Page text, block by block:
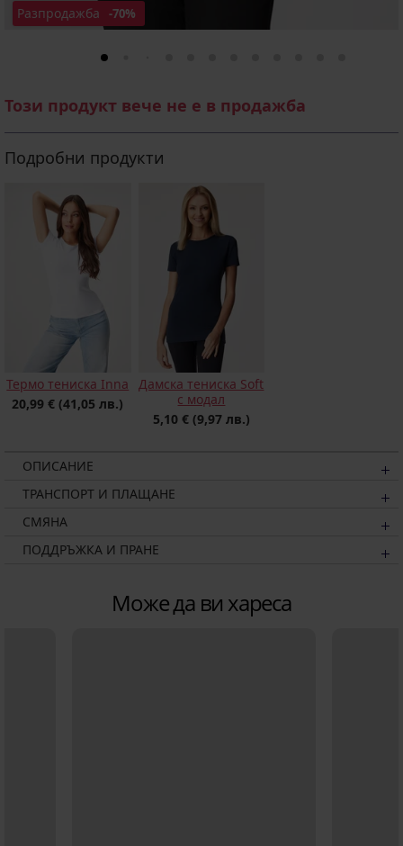
Разпродажба -70%
Този продукт вече не е в продажба
Подробни продукти
Термо тениска Inna
20,99 € (41,05 лв.)
Дамска тениска Soft
с модал
5,10 € (9,97 лв.)
ОПИСАНИЕ
ТРАНСПОРТ И ПЛАЩАНЕ
СМЯНА
ПОДДРЪЖКА И ПРАНЕ
Може да ви хареса